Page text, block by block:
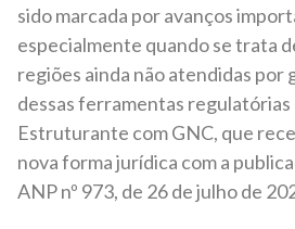
sido marcada por avanços
especialmente quando se trata
regiões ainda não atendidas por
dessas ferramentas
Estruturante com GNC, que
nova forma jurídica com a
ANP nº 973, de 26 de julho de